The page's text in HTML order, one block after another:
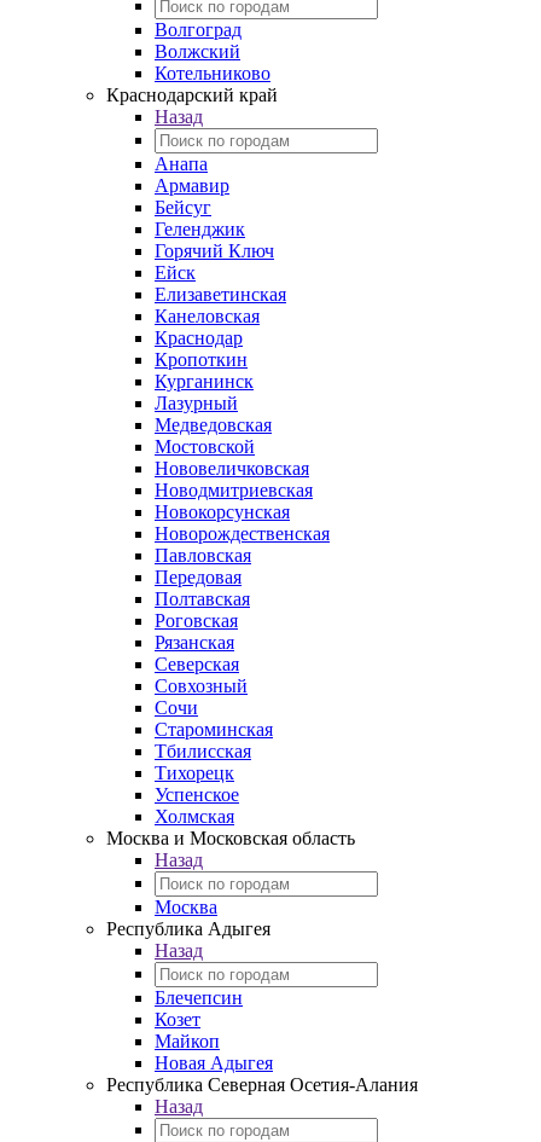
Волгоград
Волжский
Котельниково
Краснодарский край
Назад
Анапа
Армавир
Бейсуг
Геленджик
Горячий Ключ
Ейск
Елизаветинская
Канеловская
Краснодар
Кропоткин
Курганинск
Лазурный
Медведовская
Мостовской
Нововеличковская
Новодмитриевская
Новокорсунская
Новорождественская
Павловская
Передовая
Полтавская
Роговская
Рязанская
Северская
Совхозный
Сочи
Староминская
Тбилисская
Тихорецк
Успенское
Холмская
Москва и Московская область
Назад
Москва
Республика Адыгея
Назад
Блечепсин
Козет
Майкоп
Новая Адыгея
Республика Северная Осетия-Алания
Назад